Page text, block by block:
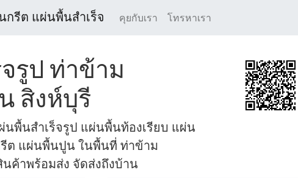
รีต แผ่นพื้นสำเร็จ คุยกับเรา โทรหาเรา
รูป ท่าข้าม
สิงห์บุรี
พื้นสำเร็จรูป แผ่นพื้นท้องเรียบ แผ่น
ต แผ่นพื้นปูน ในพื้นที่ ท่าข้าม
ค้าพร้อมส่ง จัดส่งถึงบ้าน